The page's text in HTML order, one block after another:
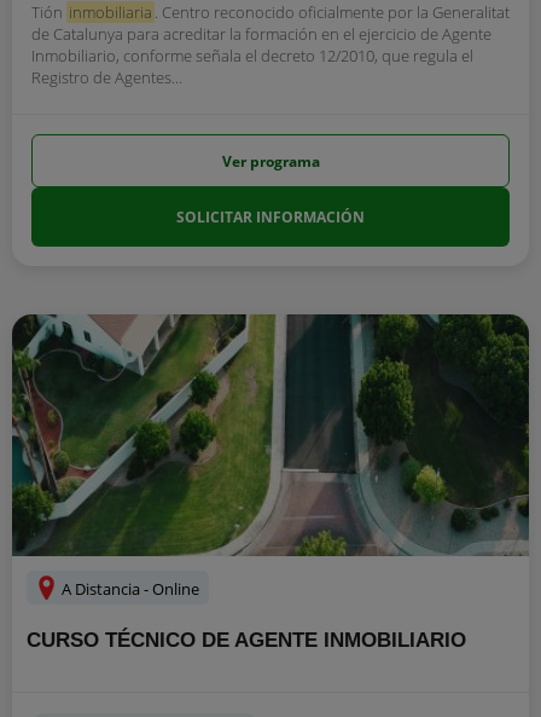
Tión inmobiliaria . Centro reconocido oficialmente por la Generalitat
de Catalunya para acreditar la formación en el ejercicio de Agente
Inmobiliario, conforme señala el decreto 12/2010, que regula el
Registro de Agentes...
Ver programa
SOLICITAR INFORMACIÓN
A Distancia - Online
CURSO TÉCNICO DE AGENTE INMOBILIARIO